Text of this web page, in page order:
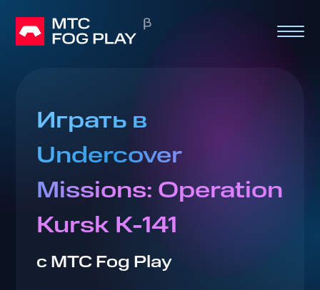
Играть в
Undercover
Missions: Operation
Kursk K-141
с МТС Fog Play